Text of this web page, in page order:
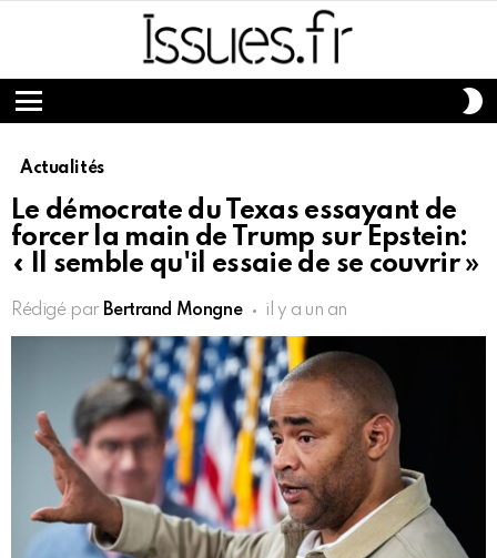
Menu
Actualités
Le démocrate du Texas essayant de
forcer la main de Trump sur Epstein:
« Il semble qu'il essaie de se couvrir »
Rédigé par Bertrand Mongne il y a un an